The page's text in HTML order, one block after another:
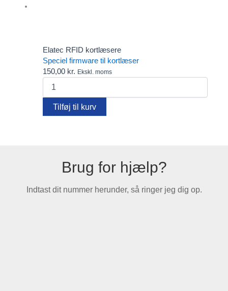
FIDO2 Security Keys – password-fri login til alle behov
Gæsteregistrering
Kortholdere
Lanyards
Pcounter
Plastkort
Rensekit
Elatec RFID kortlæsere
Speciel firmware til kortlæser
150,00 kr. Ekskl. moms
firmware
kortlæser
Tilføj til kurv
Brug for hjælp?
Indtast dit nummer herunder, så ringer jeg dig op.